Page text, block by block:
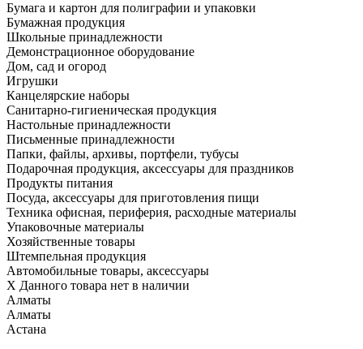
Бумага и картон для полиграфии и упаковки
Бумажная продукция
Школьные принадлежности
Демонстрационное оборудование
Дом, сад и огород
Игрушки
Канцелярские наборы
Санитарно-гигиеническая продукция
Настольные принадлежности
Письменные принадлежности
Папки, файлы, архивы, портфели, тубусы
Подарочная продукция, аксессуары для праздников
Продукты питания
Посуда, аксессуары для приготовления пищи
Техника офисная, периферия, расходные материалы
Упаковочные материалы
Хозяйственные товары
Штемпельная продукция
Автомобильные товары, аксессуары
X Данного товара нет в наличии
Алматы
Алматы
Астана